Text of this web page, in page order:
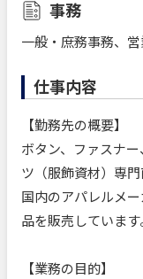
事務
一般・庶務事務、
仕事内容
【勤務先の概要】
ボタン、ファスナ
ツ（服飾資材）専門
国内のアパレルメ
品を販売しています
【業務の目的】